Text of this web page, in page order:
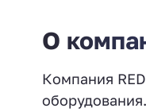
О
Компания